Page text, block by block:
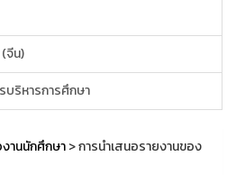
จีน)
ริหารการศึกษา
านนักศึกษา> การนำเสนอรายงานของ